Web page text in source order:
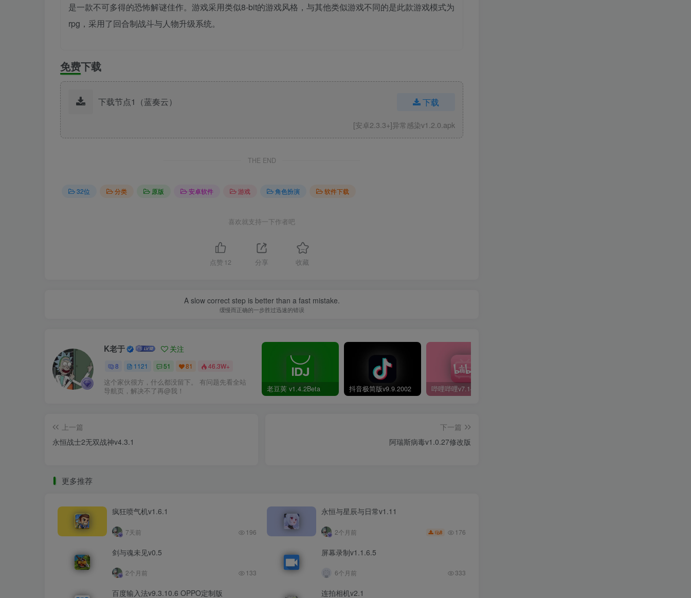
是一款不可多得的恐怖解谜佳作。游戏采用类似8-bit的游戏风格，与其他类似游戏不同的是此款游戏模式为
rpg，采用了回合制战斗与人物升级系统。
免费下载
下载节点1（蓝奏云） 下载
[安卓2.3.3+]异常感染v1.2.0.apk
THE END
32位 分类 原版 安卓软件 游戏 角色扮演 软件下载
喜欢就支持一下作者吧
点赞 12 分享 收藏
A slow correct step is better than a fast mistake.
缓慢而正确的一步胜过迅速的错误
K老于 关注
8 1121 51 81 46.3W+
这个家伙很方，什么都没留下。 有问题先看全站
导航页，解决不了再@我！
老豆荚 v1.4.2Beta 抖音极简版v9.9.2002
上一篇
永恒战士2无双战神v4.3.1
下一篇
阿瑞斯病毒v1.0.27修改版
更多推荐
疯狂喷气机v1.6.1
7天前 196
永恒与星辰与日常v1.11
2个月前 8 176
剑与魂未见v0.5
2个月前 133
屏幕录制v1.1.6.5
6个月前 333
百度输入法v9.3.10.6 OPPO定制版 连拍相机v2.1